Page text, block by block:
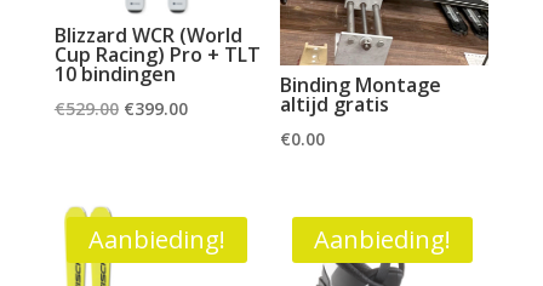
Blizzard WCR (World
Cup Racing) Pro + TLT
10 bindingen
€529.00 Oorspronkelijke
€399.00Huidige
Binding Montage
altijd gratis
€0.00
Aanbieding! Aanbieding!